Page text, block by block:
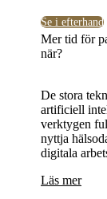
Se i efterhand
Mer tid för
när?
De stora
artificiell
verktygen
nyttja
digitala
Läs mer